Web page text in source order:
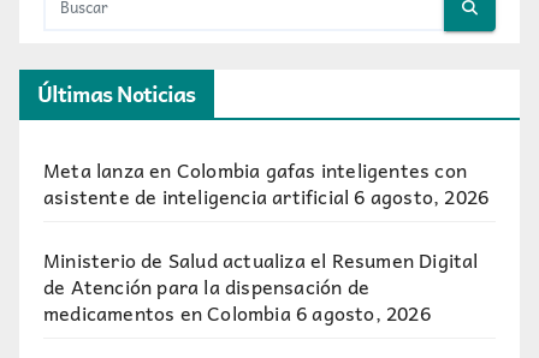
Últimas Noticias
Meta lanza en Colombia gafas inteligentes con
asistente de inteligencia artificial 6 agosto, 2026
Ministerio de Salud actualiza el Resumen Digital
de Atención para la dispensación de
medicamentos en Colombia6 agosto, 2026